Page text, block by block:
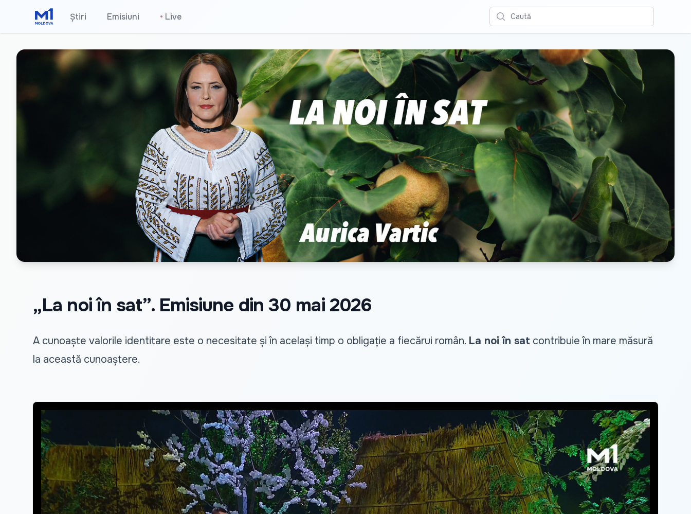
Știri Emisiuni • Live Caută
„La noi în sat”. Emisiune din 30 mai 2026
A cunoaște valorile identitare este o necesitate și în același timp o obligație a fiecărui român. La noi în sat contribuie în mare măsură
la această cunoaștere.